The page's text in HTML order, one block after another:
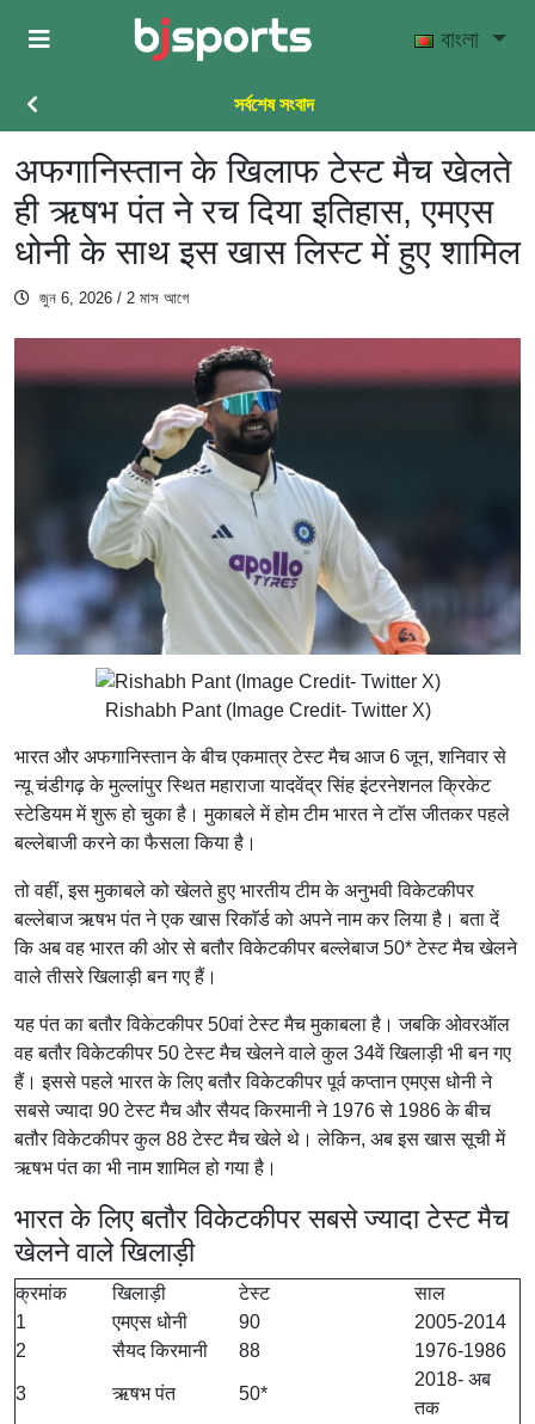
Skip to main content
বাংলা
সর্বশেষ সংবাদ
अफगानिस्तान के खिलाफ टेस्ट मैच खेलते
ही ऋषभ पंत ने रच दिया इतिहास, एमएस
धोनी के साथ इस खास लिस्ट में हुए शामिल
জুন 6, 2026 / 2 মাস আগে
Rishabh Pant (Image Credit- Twitter X)
भारत और अफगानिस्तानके बीच एकमात्र टेस्ट मैच आज 6 जून, शनिवार से
न्यू चंडीगढ़ के मुल्लांपुर स्थित महाराजा यादवेंद्र सिंह इंटरनेशनल क्रिकेट
स्टेडियम में शुरू हो चुका है। मुकाबले में होम टीम भारत ने टाॅस जीतकर पहले
बल्लेबाजी करने का फैसला किया है।
तो वहीं, इस मुकाबले को खेलते हुए भारतीय टीम के अनुभवी विकेटकीपर
बल्लेबाज ऋषभ पंत ने एक खास रिकाॅर्ड को अपने नाम कर लिया है। बता दें
कि अब वह भारत की ओर से बतौर विकेटकीपर बल्लेबाज 50* टेस्ट मैच खेलने
वाले तीसरे खिलाड़ी बन गए हैं।
यह पंत का बतौर विकेटकीपर 50वां टेस्ट मैच मुकाबला है। जबकि ओवरऑल
वह बतौर विकेटकीपर 50 टेस्ट मैच खेलने वाले कुल 34वें खिलाड़ी भी बन गए
हैं। इससे पहले भारत के लिए बतौर विकेटकीपर पूर्व कप्तान एमएस धोनी ने
सबसे ज्यादा 90 टेस्ट मैच और सैयद किरमानी ने 1976 से 1986 के बीच
बतौर विकेटकीपर कुल 88 टेस्ट मैच खेले थे। लेकिन, अब इस खास सूची में
ऋषभ पंत का भी नाम शामिल हो गया है।
भारत के लिए बतौर विकेटकीपर सबसे ज्यादा टेस्ट मैच
खेलने वाले खिलाड़ी
क्रमांक खिलाड़ी टेस्ट
साल
1
एमएस धोनी 90
2005-2014
2
सैयद किरमानी 88 1976-1986
3 ऋषभ पंत 50*
2018- अब
तक